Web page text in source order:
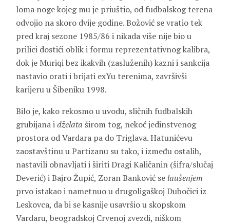
loma noge kojeg mu je priuštio, od fudbalskog terena
odvojio na skoro dvije godine. Božović se vratio tek
pred kraj sezone 1985/86 i nikada više nije bio u
prilici dostići oblik i formu reprezentativnog kalibra,
dok je Muriqi bez ikakvih (zasluženih) kazni i sankcija
nastavio orati i brijati exYu terenima, završivši
karijeru u Šibeniku 1998.
Bilo je, kako rekosmo u uvodu, sličnih fudbalskih
grubijana idželata širom tog, nekoć jedinstvenog
prostora od Vardara pa do Triglava. Hatunićevu
zaostavštinu u Partizanu su tako, i između ostalih,
nastavili obnavljati i širiti Dragi Kaličanin (šifra/slučaj
Deverić) i Bajro Župić, Zoran Banković selaušenjem
prvo istakao i nametnuo u drugoligaškoj Dubočici iz
Leskovca, da bi se kasnije usavršio u skopskom
Vardaru, beogradskoj Crvenoj zvezdi, niškom